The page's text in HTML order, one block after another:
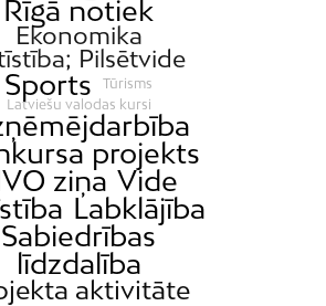
Rīgā notiek
Ekonomika
Pilsētvide
Sports
Tūrisms
Latviešu valodas kursi
projekts
ziņa Vide
Labklājība
Sabiedrības
līdzdalība
aktivitāte